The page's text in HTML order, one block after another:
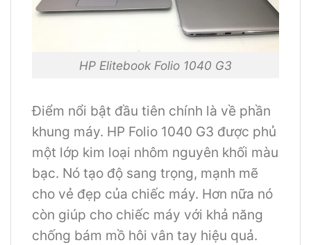
HP Elitebook Folio 1040 G3
Điểm nổi bật đầu tiên chính là về phần
khung máy. HP Folio 1040 G3 được phủ
một lớp kim loại nhôm nguyên khối màu
bạc. Nó tạo độ sang trọng, mạnh mẽ
cho vẻ đẹp của chiếc máy. Hơn nữa nó
còn giúp cho chiếc máy với khả năng
chống bám mồ hôi vân tay hiệu quả.